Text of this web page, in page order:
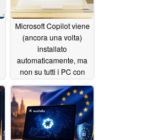
Microsoft Copilot viene
(ancora una volta)
installato
automaticamente, ma
non su tutti i PC con
06/22/2026